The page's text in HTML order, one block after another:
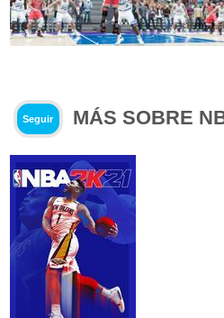
Seguir MÁS SOBRE